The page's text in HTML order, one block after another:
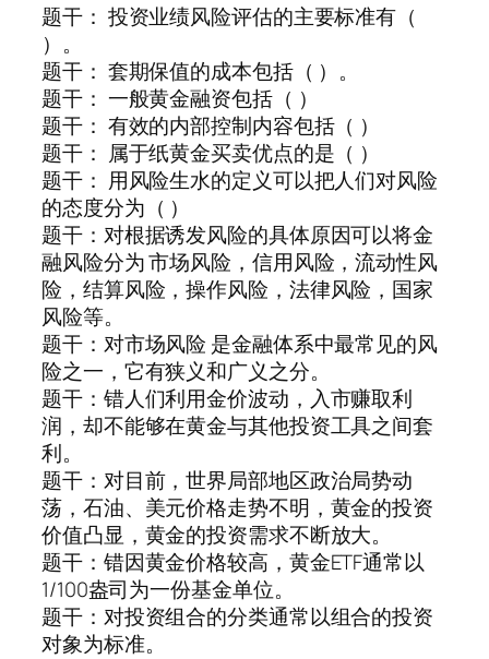
题干： 投资业绩风险评估的主要标准有（
）。
题干： 套期保值的成本包括（ ）。
题干： 一般黄金融资包括（ ）
题干： 有效的内部控制内容包括（ ）
题干： 属于纸黄金买卖优点的是（ ）
题干： 用风险生水的定义可以把人们对风险
的态度分为（ ）
题干：对根据诱发风险的具体原因可以将金
融风险分为 市场风险，信用风险，流动性风
险，结算风险，操作风险，法律风险，国家
风险等。
题干：对市场风险 是金融体系中最常见的风
险之一，它有狭义和广义之分。
题干：错人们利用金价波动，入市赚取利
润，却不能够在黄金与其他投资工具之间套
利。
题干：对目前，世界局部地区政治局势动
荡，石油、美元价格走势不明，黄金的投资
价值凸显，黄金的投资需求不断放大。
题干：错因黄金价格较高，黄金ETF通常以
1/100盎司为一份基金单位。
题干：对投资组合的分类通常以组合的投资
对象为标准。